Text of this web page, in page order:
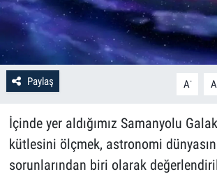
Paylaş A- A
İçinde yer aldığımız Samanyolu
kütlesini ölçmek, astronomi
sorunlarından biri olarak